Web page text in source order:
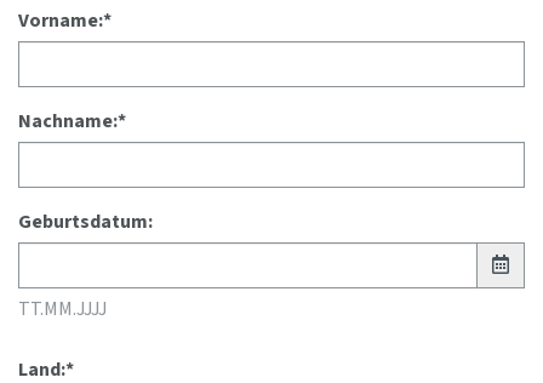
Vorname:*
Nachname:*
Geburtsdatum:
TT.MM.JJJJ
Land:*